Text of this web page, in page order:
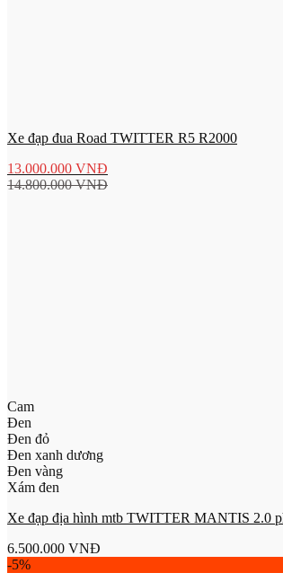
Xe đạp đua Road TWITTER R5 R2000
13.000.000 VNĐ
14.800.000VNĐ
Cam
Đen
Đen đỏ
Đen xanh dương
Đen vàng
Xám đen
Xe đạp địa hình mtb TWITTER MANTIS 2.0
6.500.000 VNĐ
-5%